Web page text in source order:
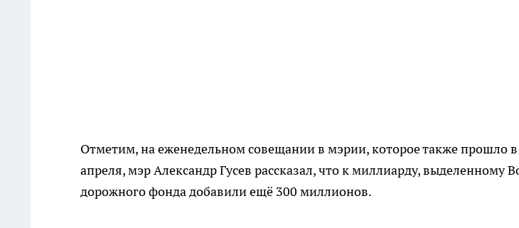
Отметим, на еженедельном совещании в мэрии, которое также прошло
апреля, мэр Александр Гусев рассказал, что к миллиарду, выделенному
дорожного фонда добавили ещё 300 миллионов.